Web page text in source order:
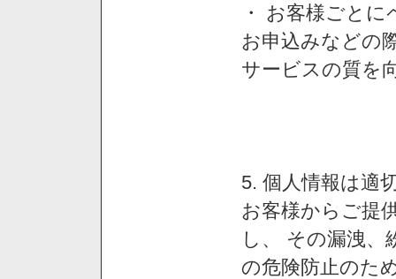
・ お客様ごと
お申込みなどの
サービスの質を
5. 個人情報は適
お客様からご提
し、 その漏洩、
の危険防止のた